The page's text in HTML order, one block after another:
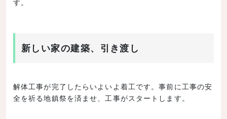
す。
新しい家の建築、引き渡し
解体工事が完了したらいよいよ着工です。事前に工事の安
全を祈る地鎮祭を済ませ、工事がスタートします。